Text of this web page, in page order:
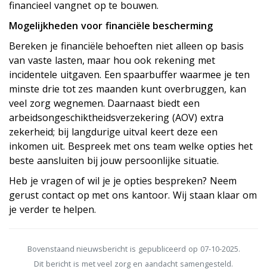
financieel vangnet op te bouwen.
Mogelijkheden voor financiële bescherming
Bereken je financiële behoeften niet alleen op basis
van vaste lasten, maar hou ook rekening met
incidentele uitgaven. Een spaarbuffer waarmee je ten
minste drie tot zes maanden kunt overbruggen, kan
veel zorg wegnemen. Daarnaast biedt een
arbeidsongeschiktheidsverzekering (AOV) extra
zekerheid; bij langdurige uitval keert deze een
inkomen uit. Bespreek met ons team welke opties het
beste aansluiten bij jouw persoonlijke situatie.
Heb je vragen of wil je je opties bespreken? Neem
gerust contact op met ons kantoor. Wij staan klaar om
je verder te helpen.
Bovenstaand nieuwsbericht is gepubliceerd op 07-10-2025.
Dit bericht is met veel zorg en aandacht samengesteld.